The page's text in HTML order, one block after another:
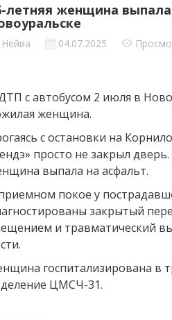
летняя женщина выпала
Нейва 04.07.2025
с автобусом 2 июля в
женщина.
с остановки на
просто не закрыл
выпала на асфальт.
покое у
закрытый
и травматический
госпитализирована в
ЦМСЧ-31.